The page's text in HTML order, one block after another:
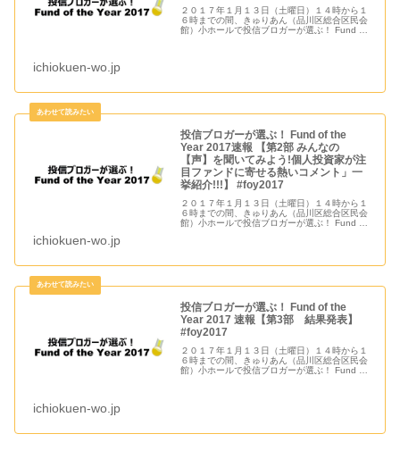
２０１７年１月１３日（土曜日）１４時から１
６時までの間、きゅりあん（品川区総合区民会
館）小ホールで投信ブロガーが選ぶ！ Fund of
ichiokuen-wo.jp
投信ブロガーが選ぶ！ Fund of the
Year 2017速報 【第2部 みんなの
【声】を聞いてみよう!個人投資家が注
目ファンドに寄せる熱いコメント」一
挙紹介!!!】 #foy2017
２０１７年１月１３日（土曜日）１４時から１
６時までの間、きゅりあん（品川区総合区民会
館）小ホールで投信ブロガーが選ぶ！ Fund of
ichiokuen-wo.jp
投信ブロガーが選ぶ！ Fund of the
Year 2017 速報【第3部 結果発表】
#foy2017
２０１７年１月１３日（土曜日）１４時から１
６時までの間、きゅりあん（品川区総合区民会
館）小ホールで投信ブロガーが選ぶ！ Fund of
ichiokuen-wo.jp